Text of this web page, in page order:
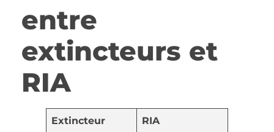
entre
extincteurs et
RIA
Extincteur RIA